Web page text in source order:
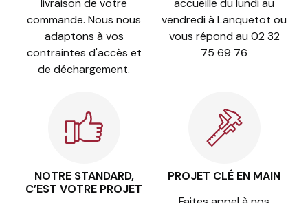
livraison de votre
commande. Nous nous
adaptons à vos
contraintes d'accès et
de déchargement.
accueille du lundi au
vendredi à Lanquetot ou
vous répond au 02 32
75 69 76
NOTRE STANDARD,
C’EST VOTRE PROJET
PROJET CLÉ EN MAIN